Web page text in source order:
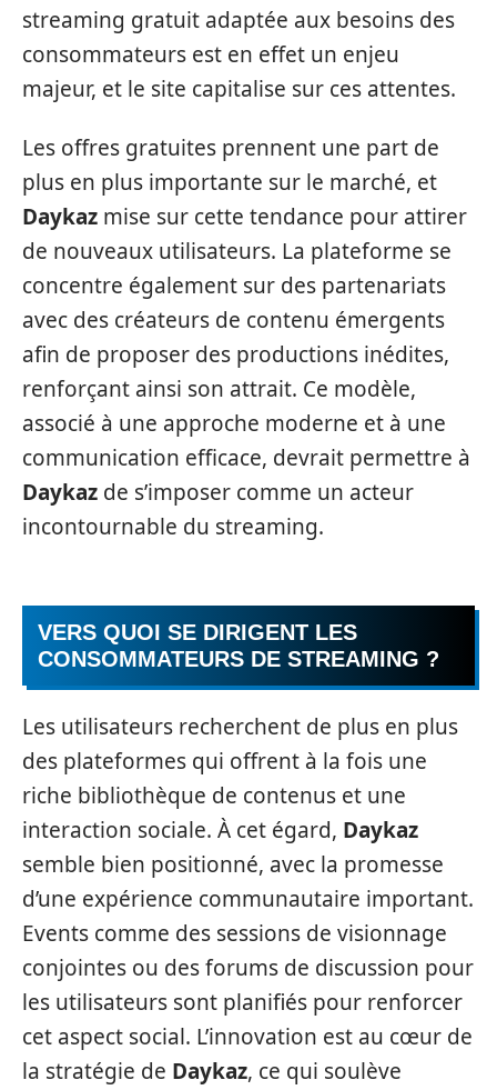
streaming gratuit adaptée aux besoins des
consommateurs est en effet un enjeu
majeur, et le site capitalise sur ces attentes.
Les offres gratuites prennent une part de
plus en plus importante sur le marché, et
Daykaz mise sur cette tendance pour attirer
de nouveaux utilisateurs. La plateforme se
concentre également sur des partenariats
avec des créateurs de contenu émergents
afin de proposer des productions inédites,
renforçant ainsi son attrait. Ce modèle,
associé à une approche moderne et à une
communication efficace, devrait permettre à
Daykaz de s’imposer comme un acteur
incontournable du streaming.
VERS QUOI SE DIRIGENT LES
CONSOMMATEURS DE STREAMING ?
Les utilisateurs recherchent de plus en plus
des plateformes qui offrent à la fois une
riche bibliothèque de contenus et une
interaction sociale. À cet égard, Daykaz
semble bien positionné, avec la promesse
d’une expérience communautaire important.
Events comme des sessions de visionnage
conjointes ou des forums de discussion pour
les utilisateurs sont planifiés pour renforcer
cet aspect social. L’innovation est au cœur de
la stratégie de Daykaz, ce qui soulève